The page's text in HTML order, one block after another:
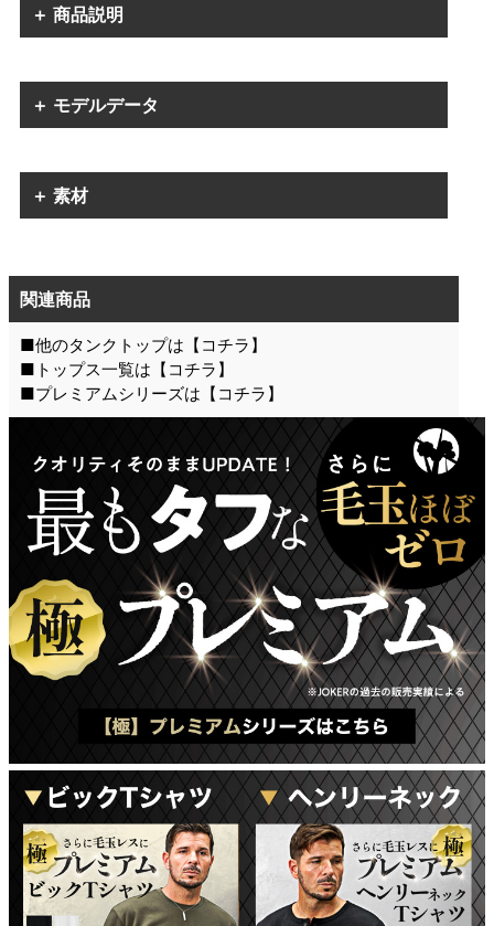
＋ 商品説明
＋ モデルデータ
＋ 素材
関連商品
■他のタンクトップは【 コチラ 】
■トップス一覧は【 コチラ 】
■プレミアムシリーズは【 コチラ 】